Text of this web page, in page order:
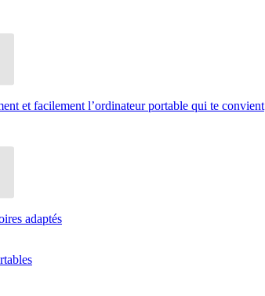
et facilement l’ordinateur portable qui te convient
adaptés